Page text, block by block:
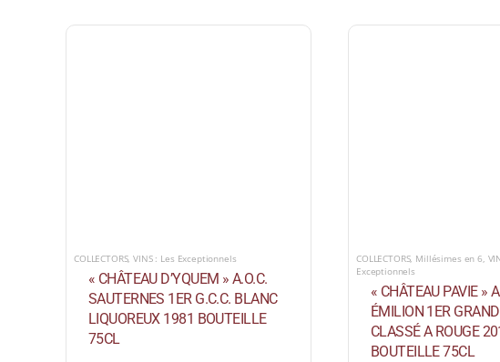
COLLECTORS,VINS : Les Exceptionnels
« CHÂTEAU D’YQUEM » A.O.C.
SAUTERNES 1ER G.C.C. BLANC
LIQUOREUX 1981 BOUTEILLE
75CL
COLLECTORS, Millésimes en 6,
Exceptionnels
« CHÂTEAU PAVIE »
ÉMILION 1ER
CLASSÉ A ROUGE
BOUTEILLE 75CL